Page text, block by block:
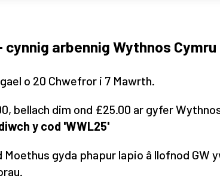
cynnig arbennig Wythnos
o 20 Chwefror i 7 Mawrth.
bellach dim ond £25.00 ar gyfer
y cod 'WWL25'
Moethus gyda phapur lapio â llofnod GW